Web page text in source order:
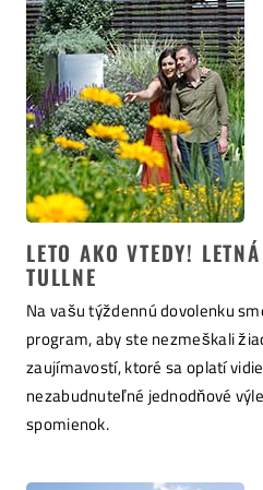
LETO AKO VTEDY!
TULLNE
Na vašu týždennú dovolenku
program, aby ste nezmeškali
zaujímavostí, ktoré sa oplatí
nezabudnuteľné jednodňové
spomienok.